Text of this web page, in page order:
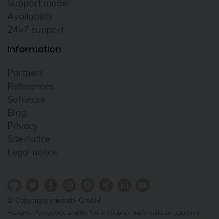
Data Protection
Data recovery
debconf24
Debian
debian 13
debian release
Docker
Elephant Shed
Support model
Availability
24×7 support
Information
Partners
References
Software
Blog
Privacy
Site notice
Legal notice
© Copyright credativ GmbH
Postgres, PostgreSQL and the Slonik Logo are trademarks or registered